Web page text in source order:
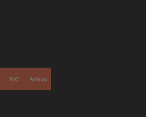
SKI Anbau